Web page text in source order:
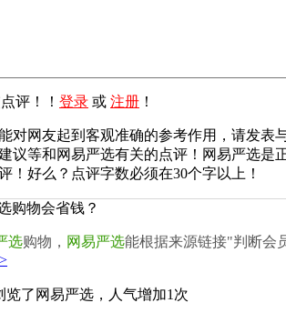
评！！ 登录 或 注册 ！
对网友起到客观准确的参考作用，请发表
议等和网易严选有关的点评！网易严选是
！好么？点评字数必须在30个字以上！
购物会省钱？
选购物， 网易严选能根据来源链接"判断会
览了网易严选，人气增加1次